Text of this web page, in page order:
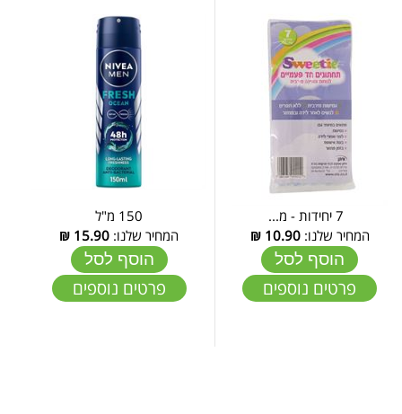
המחיר שלנו:10.90
₪
הוסף לסל
פרטים נוספים
150 מ"ל
המחיר שלנו: 15.90
₪
הוסף לסל
פרטים נוספים